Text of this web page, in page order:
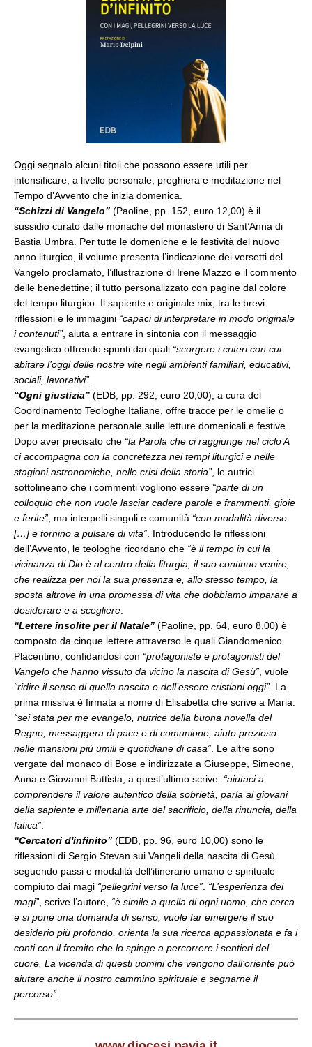
Oggi segnalo alcuni titoli che possono essere utili per
intensificare, a livello personale, preghiera e meditazione nel
Tempo d’Avvento che inizia domenica.
“Schizzi di Vangelo” (Paoline, pp. 152, euro 12,00) è il
sussidio curato dalle monache del monastero di Sant’Anna di
Bastia Umbra. Per tutte le domeniche e le festività del nuovo
anno liturgico, il volume presenta l’indicazione dei versetti del
Vangelo proclamato, l’illustrazione di Irene Mazzo e il commento
delle benedettine; il tutto personalizzato con pagine dal colore
del tempo liturgico. Il sapiente e originale mix, tra le brevi
riflessioni e le immagini “capaci di interpretare in modo originale
i contenuti” , aiuta a entrare in sintonia con il messaggio
evangelico offrendo spunti dai quali “scorgere i criteri con cui
abitare l’oggi delle nostre vite negli ambienti familiari, educativi,
sociali, lavorativi”.
“Ogni giustizia” (EDB, pp. 292, euro 20,00), a cura del
Coordinamento Teologhe Italiane, offre tracce per le omelie o
per la meditazione personale sulle letture domenicali e festive.
Dopo aver precisato che “la Parola che ci raggiunge nel ciclo A
ci accompagna con la concretezza nei tempi liturgici e nelle
stagioni astronomiche, nelle crisi della storia” , le autrici
sottolineano che i commenti vogliono essere “parte di un
colloquio che non vuole lasciar cadere parole e frammenti, gioie
e ferite” , ma interpelli singoli e comunità “con modalità diverse
[…] e tornino a pulsare di vita” . Introducendo le riflessioni
dell’Avvento, le teologhe ricordano che “è il tempo in cui la
vicinanza di Dio è al centro della liturgia, il suo continuo venire,
che realizza per noi la sua presenza e, allo stesso tempo, la
sposta altrove in una promessa di vita che dobbiamo imparare a
desiderare e a scegliere
“Lettere insolite per il Natale” (Paoline, pp. 64, euro 8,00) è
composto da cinque lettere attraverso le quali Giandomenico
Placentino, confidandosi con “protagoniste e protagonisti del
Vangelo che hanno vissuto da vicino la nascita di Gesù” , vuole
“ridire il senso di quella nascita e dell’essere cristiani oggi” . La
prima missiva è firmata a nome di Elisabetta che scrive a Maria:
“sei stata per me evangelo, nutrice della buona novella del
Regno, messaggera di pace e di comunione, aiuto prezioso
nelle mansioni più umili e quotidiane di casa” . Le altre sono
vergate dal monaco di Bose e indirizzate a Giuseppe, Simeone,
Anna e Giovanni Battista; a quest’ultimo scrive: “aiutaci a
comprendere il valore autentico della sobrietà, parla ai giovani
della sapiente e millenaria arte del sacrificio, della rinuncia, della
fatica”
“Cercatori d'infinito” (EDB, pp. 96, euro 10,00) sono le
riflessioni di Sergio Stevan sui Vangeli della nascita di Gesù
seguendo passi e modalità dell’itinerario umano e spirituale
compiuto dai magi “pellegrini verso la luce” “L’esperienza dei
magi” , scrive l’autore, “è simile a quella di ogni uomo, che cerca
e si pone una domanda di senso, vuole far emergere il suo
desiderio più profondo, orienta la sua ricerca appassionata e fa i
conti con il fremito che lo spinge a percorrere i sentieri del
cuore. La vicenda di questi uomini che vengono dall’oriente può
aiutare anche il nostro cammino spirituale e segnarne il
percorso”.